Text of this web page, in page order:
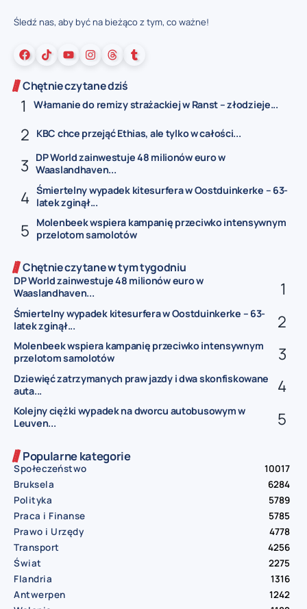
Śledź nas, aby być na bieżąco z tym, co ważne!
Chętnie czytane dziś
Włamanie do remizy strażackiej w Ranst – złodzieje...
KBC chce przejąć Ethias, ale tylko w całości...
DP World zainwestuje 48 milionów euro w
Waaslandhaven...
Śmiertelny wypadek kitesurfera w Oostduinkerke – 63-
latek zginął...
Molenbeek wspiera kampanię przeciwko intensywnym
przelotom samolotów
Chętnie czytane w tym tygodniu
DP World zainwestuje 48 milionów euro w
Waaslandhaven...
Śmiertelny wypadek kitesurfera w Oostduinkerke – 63-
latek zginął...
Molenbeek wspiera kampanię przeciwko intensywnym
przelotom samolotów
Dziewięć zatrzymanych praw jazdy i dwa skonfiskowane
auta...
Kolejny ciężki wypadek na dworcu autobusowym w
Leuven...
Popularne kategorie
Społeczeństwo
10017
Bruksela
6284
Polityka
5789
Praca i Finanse
5785
Prawo i Urzędy
4778
Transport
4256
Świat
2275
Flandria
1316
Antwerpen
1242